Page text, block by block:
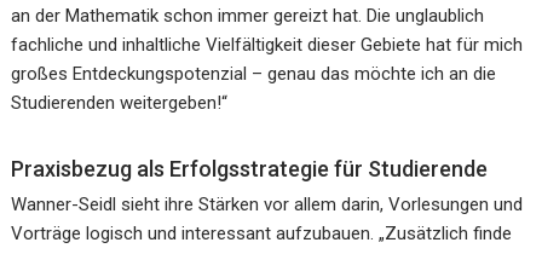
an der Mathematik schon immer gereizt hat. Die unglaublich
fachliche und inhaltliche Vielfältigkeit dieser Gebiete hat für mich
großes Entdeckungspotenzial – genau das möchte ich an die
Studierenden weitergeben!“
Praxisbezug als Erfolgsstrategie für Studierende
Wanner-Seidl sieht ihre Stärken vor allem darin, Vorlesungen und
Vorträge logisch und interessant aufzubauen. „Zusätzlich finde